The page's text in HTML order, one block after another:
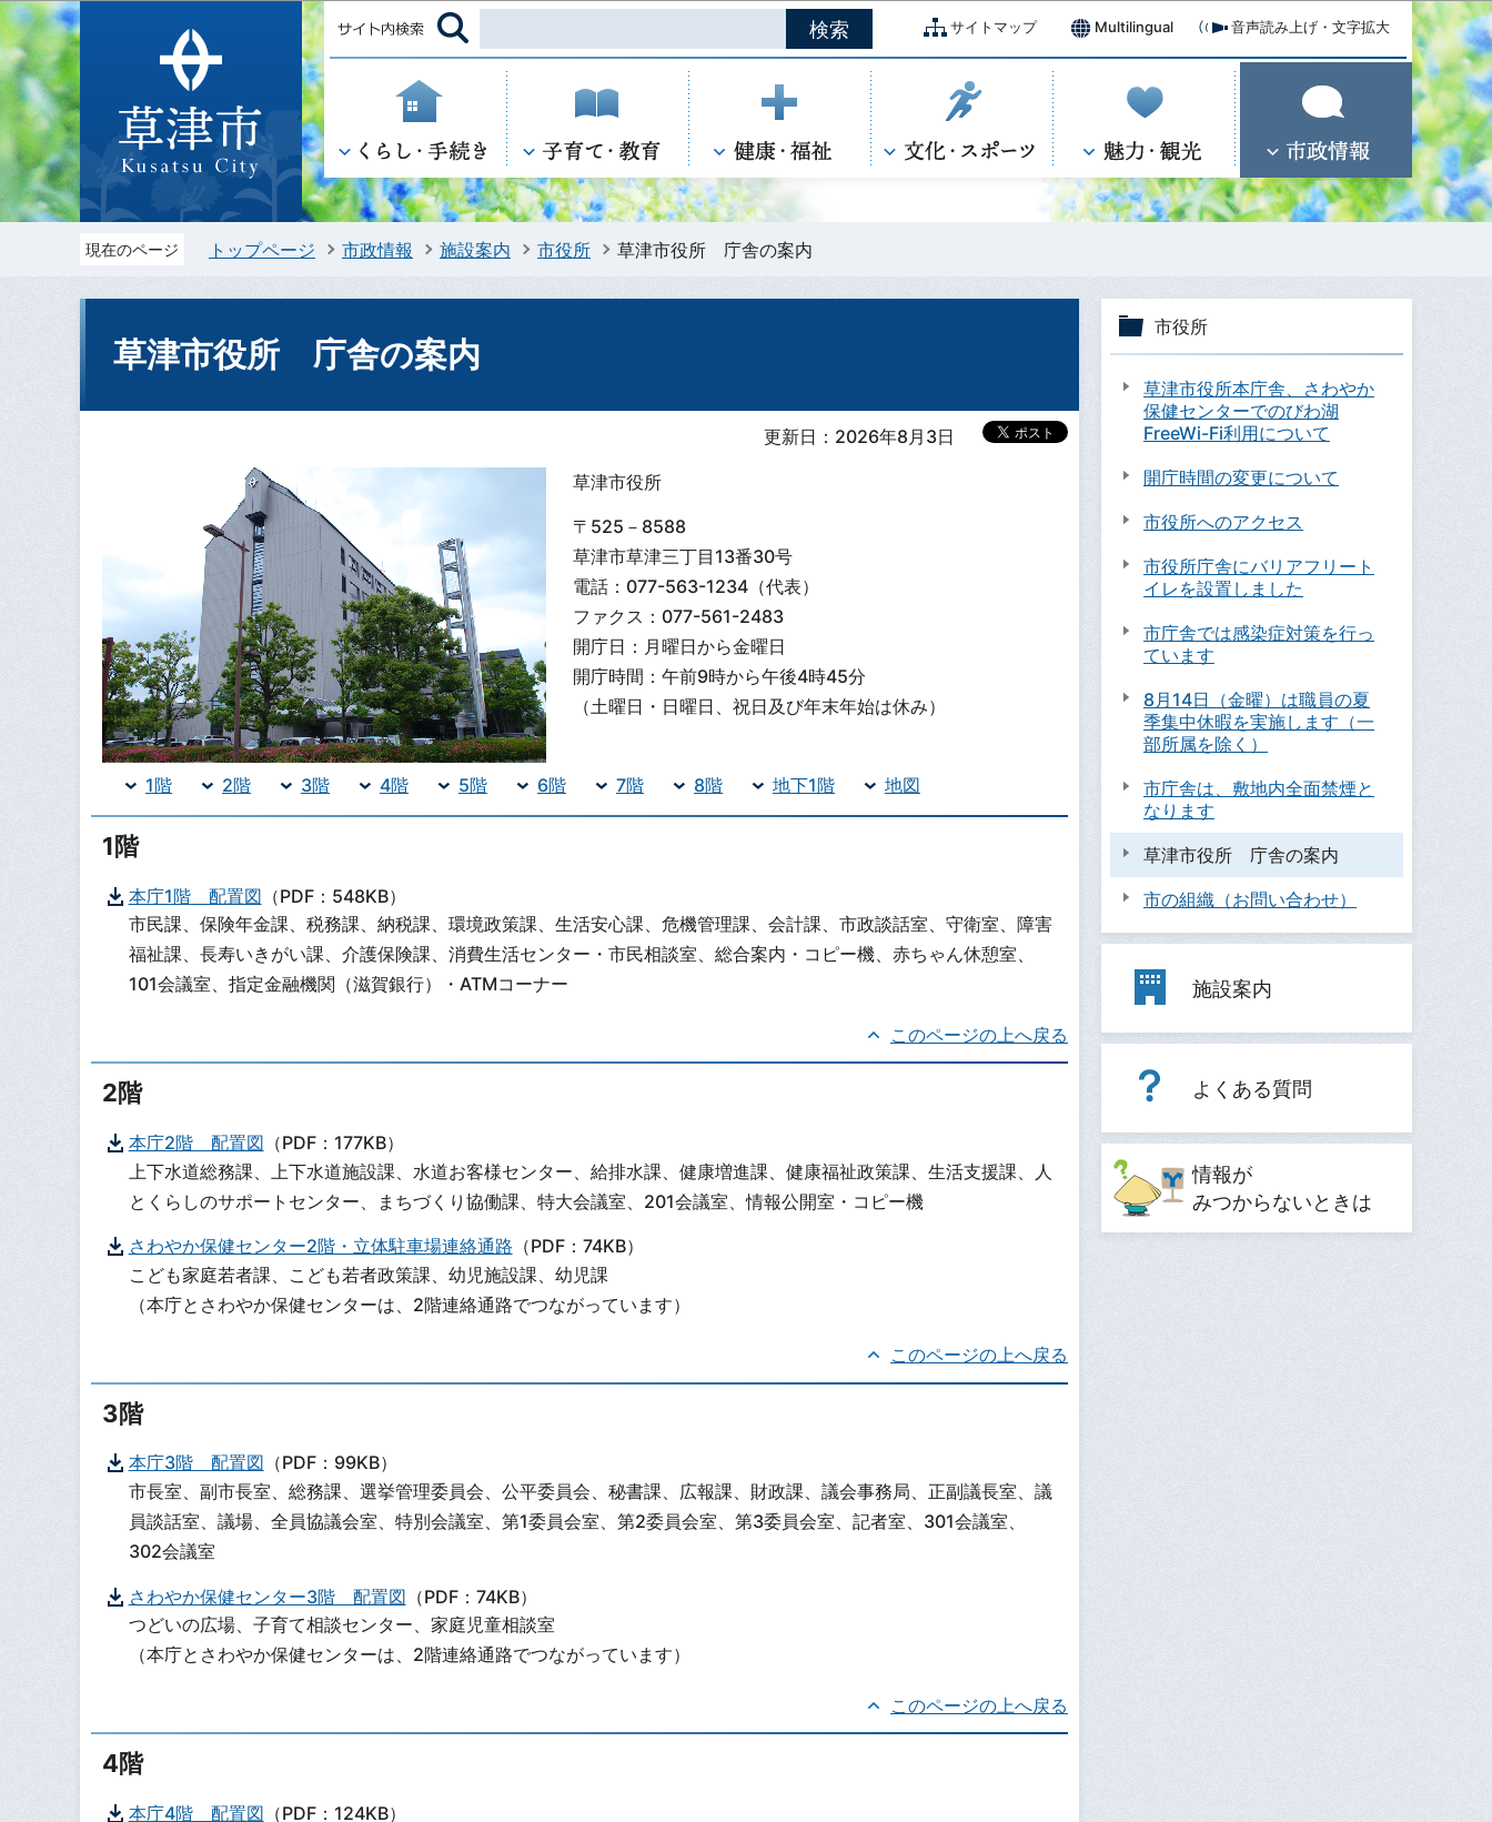
このページの本文へ移動
サイトマップ Multilingual 音声読み上げ・文字拡大
現在のページ トップページ 市政情報 施設案内 市役所 草津市役所 庁舎の案内
草津市役所 庁舎の案内
更新日：2026年8月3日
草津市役所
〒525－8588
草津市草津三丁目13番30号
電話：077-563-1234（代表）
ファクス：077-561-2483
開庁日：月曜日から金曜日
開庁時間：午前9時から午後4時45分
（土曜日・日曜日、祝日及び年末年始は休み）
1階 2階 3階 4階 5階 6階 7階 8階 地下1階 地図
1階
本庁1階 配置図 （PDF：548KB）
市民課、保険年金課、税務課、納税課、環境政策課、生活安心課、危機管理課、会計課、市政談話室、守衛室、障害
福祉課、長寿いきがい課、介護保険課、消費生活センター・市民相談室、総合案内・コピー機、赤ちゃん休憩室、
101会議室、指定金融機関（滋賀銀行）・ATMコーナー
このページの上へ戻る
2階
本庁2階 配置図 （PDF：177KB）
上下水道総務課、上下水道施設課、水道お客様センター、給排水課、健康増進課、健康福祉政策課、生活支援課、人
とくらしのサポートセンター、まちづくり協働課、特大会議室、201会議室、情報公開室・コピー機
さわやか保健センター2階・立体駐車場連絡通路 （PDF：74KB）
こども家庭若者課、こども若者政策課、幼児施設課、幼児課
（本庁とさわやか保健センターは、2階連絡通路でつながっています）
このページの上へ戻る
3階
本庁3階 配置図 （PDF：99KB）
市長室、副市長室、総務課、選挙管理委員会、公平委員会、秘書課、広報課、財政課、議会事務局、正副議長室、議
員談話室、議場、全員協議会室、特別会議室、第1委員会室、第2委員会室、第3委員会室、記者室、301会議室、
302会議室
さわやか保健センター3階 配置図 （PDF：74KB）
つどいの広場、子育て相談センター、家庭児童相談室
（本庁とさわやか保健センターは、2階連絡通路でつながっています）
このページの上へ戻る
4階
本庁4階 配置図 （PDF：124KB）
市役所
草津市役所本庁舎、さわやか
保健センターでのびわ湖
FreeWi-Fi利用について
開庁時間の変更について
市役所へのアクセス
市役所庁舎にバリアフリート
イレを設置しました
市庁舎では感染症対策を行っ
ています
8月14日（金曜）は職員の夏
季集中休暇を実施します（一
部所属を除く）
市庁舎は、敷地内全面禁煙と
なります
草津市役所 庁舎の案内
市の組織（お問い合わせ）
施設案内
よくある質問
情報が
みつからないときは